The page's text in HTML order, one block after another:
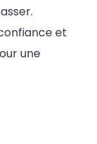
et
une